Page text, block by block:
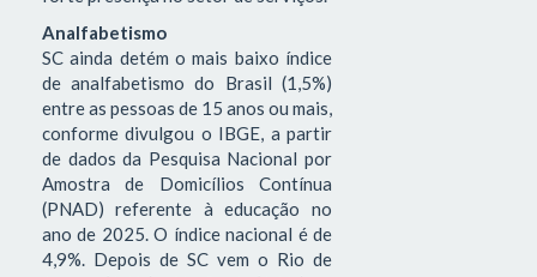
Analfabetismo
SC ainda detém o mais baixo índice
de analfabetismo do Brasil (1,5%)
entre as pessoas de 15 anos ou mais,
conforme divulgou o IBGE, a partir
de dados da Pesquisa Nacional por
Amostra de Domicílios Contínua
(PNAD) referente à educação no
ano de 2025. O índice nacional é de
4,9%. Depois de SC vem o Rio de